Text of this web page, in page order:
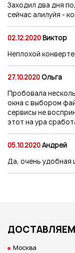
Заходил два дня
сейчас алилуйя -
02.12.2020Виктор
Неплохой
27.10.2020Ольга
Пробовала
окна с выбором
сервисы не
этот на ура
05.10.2020Андрей
Да, очень удобная
Москва